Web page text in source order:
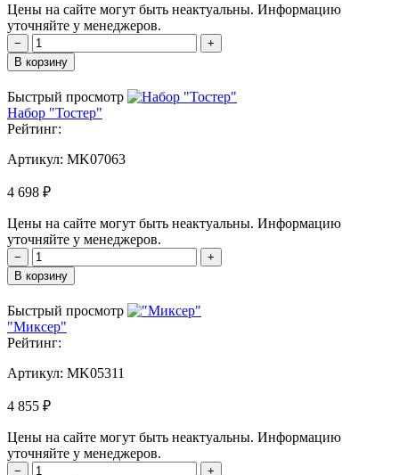
Цены на сайте могут быть неактуальны. Информацию
уточняйте у менеджеров.
−
+
В корзину
Быстрый просмотр
Набор "Тостер"
Рейтинг:
Артикул: MK07063
4 698 ₽
Цены на сайте могут быть неактуальны. Информацию
уточняйте у менеджеров.
−
+
В корзину
Быстрый просмотр
"Миксер"
Рейтинг:
Артикул: MK05311
4 855 ₽
Цены на сайте могут быть неактуальны. Информацию
уточняйте у менеджеров.
−
+